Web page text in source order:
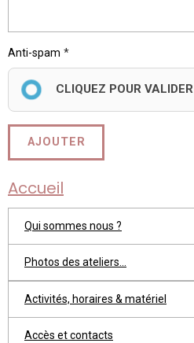
Anti-spam
CLIQUEZ POUR VALIDER
AJOUTER
Accueil
Qui sommes nous ?
Photos des ateliers...
Activités, horaires & matériel
Accès et contacts